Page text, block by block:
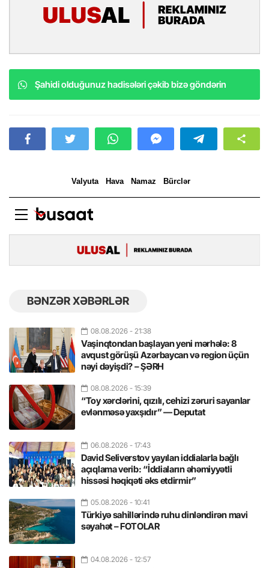
Şahidi olduğunuz hadisələri çəkib bizə göndərin
BƏNZƏR XƏBƏRLƏR
08.08.2026 - 21:38
Vaşinqtondan başlayan yeni mərhələ: 8
avqust görüşü Azərbaycan və region üçün
nəyi dəyişdi? – ŞƏRH
08.08.2026 - 15:39
“Toy xərclərini, qızılı, cehizi zəruri sayanlar
evlənməsə yaxşıdır” — Deputat
06.08.2026 - 17:43
David Seliverstov yayılan iddialarla bağlı
açıqlama verib: “İddiaların əhəmiyyətli
hissəsi həqiqəti əks etdirmir”
05.08.2026 - 10:41
Türkiyə sahillərində ruhu dinləndirən mavi
səyahət – FOTOLAR
04.08.2026 - 12:57